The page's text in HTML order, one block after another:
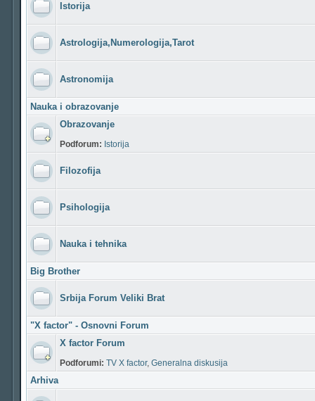
Istorija
Astrologija,Numerologija,Tarot
Astronomija
Nauka i obrazovanje
Obrazovanje
Podforum: Istorija
Filozofija
Psihologija
Nauka i tehnika
Big Brother
Srbija Forum Veliki Brat
"X factor" - Osnovni Forum
X factor Forum
Podforumi: TV X factor, Generalna diskusija
Arhiva